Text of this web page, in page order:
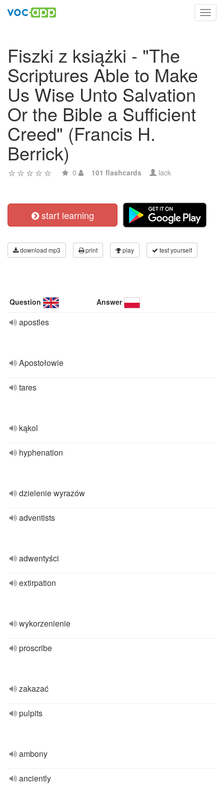
Fiszki z książki - "The
Scriptures Able to Make
Us Wise Unto Salvation
Or the Bible a Sufficient
Creed" (Francis H.
Berrick)
0 101 flashcards lack
start learning
download mp3 print play test yourself
Question Answer
apostles
Apostołowie
tares
kąkol
hyphenation
dzielenie wyrazów
adventists
adwentyści
extirpation
wykorzenienie
proscribe
zakazać
pulpits
ambony
anciently